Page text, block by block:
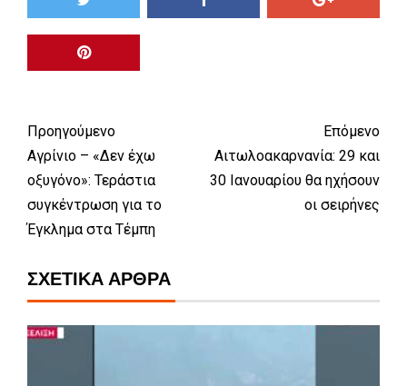
Προηγούμενο
Αγρίνιο – «Δεν έχω
οξυγόνο»: Τεράστια
συγκέντρωση για το
Έγκλημα στα Τέμπη
Επόμενο
Αιτωλοακαρνανία: 29 και
30 Ιανουαρίου θα ηχήσουν
οι σειρήνες
ΣΧΕΤΙΚΆ ΆΡΘΡΑ